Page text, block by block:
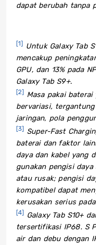
dapat berubah tanpa
[1] Untuk Galaxy Tab
mencakup
GPU, dan 13% pada
Galaxy Tab S9+.
[2] Masa pakai
bervariasi,
jaringan, pola
[3] Super-Fast
baterai dan faktor
daya dan kabel yang
gunakan pengisi
atau rusak; pengisi
kompatibel dapat
kerusakan serius
[4] Galaxy Tab S10+
tersertifikasi IP68. S
air dan debu dengan